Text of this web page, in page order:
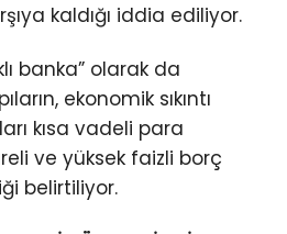
kaldığı iddia ediliyor.
banka” olarak da
ekonomik sıkıntı
kısa vadeli para
ve yüksek faizli borç
belirtiliyor.